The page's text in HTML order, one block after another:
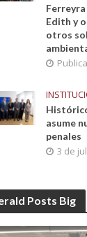
Edith y
otros
asume
penales
3 de
Posts Big